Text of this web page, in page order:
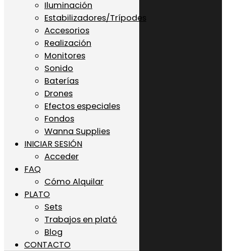
Iluminación
Estabilizadores/Trípodes
Accesorios
Realización
Monitores
Sonido
Baterías
Drones
Efectos especiales
Fondos
Wanna Supplies
INICIAR SESIÓN
Acceder
FAQ
Cómo Alquilar
PLATO
Sets
Trabajos en plató
Blog
CONTACTO